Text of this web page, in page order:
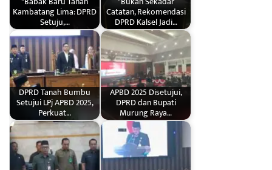
Kambatang Lima: DPRD
Setuju,…
Catatan, Rekomendasi
DPRD Kalsel Jadi…
DPRD Tanah Bumbu
Setujui LPj APBD 2025,
Perkuat…
APBD 2025 Disetujui,
DPRD dan Bupati
Murung Raya…